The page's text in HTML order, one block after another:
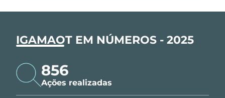
IGAMAOT EM NÚMEROS - 2025
856
Ações realizadas